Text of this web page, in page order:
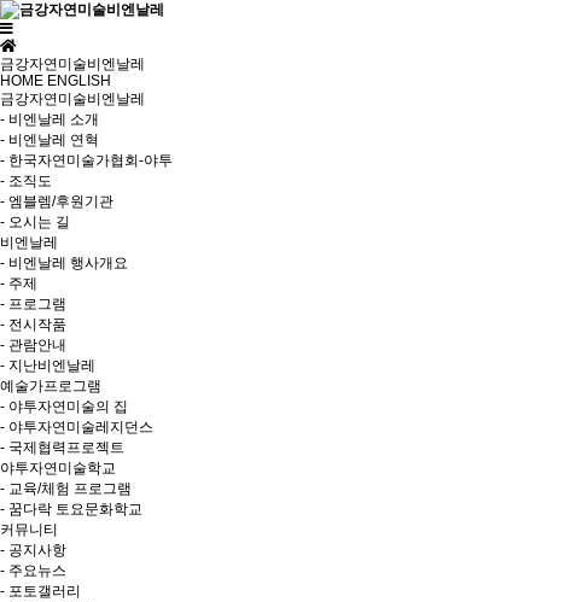
금강자연미술비엔날레
HOME ENGLISH
금강자연미술비엔날레
- 비엔날레 소개
- 비엔날레 연혁
- 한국자연미술가협회-야투
- 조직도
- 엠블렘/후원기관
- 오시는 길
비엔날레
- 비엔날레 행사개요
- 주제
- 프로그램
- 전시작품
- 관람안내
- 지난비엔날레
예술가프로그램
- 야투자연미술의 집
- 야투자연미술레지던스
- 국제협력프로젝트
야투자연미술학교
- 교육/체험 프로그램
- 꿈다락 토요문화학교
커뮤니티
- 공지사항
- 주요뉴스
- 포토갤러리